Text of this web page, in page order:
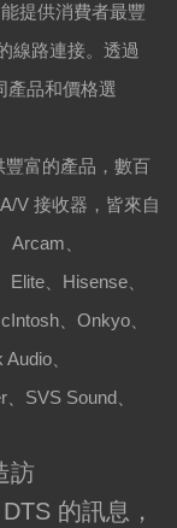
提供消費者最豐
線路連接。透過
產品和價格選
富的產品，數百
A/V 接收器，皆來自
Arcam
Elite、 Hisense、
、 Onkyo、
Audio、
、 SVS Sound
訪
的訊息，